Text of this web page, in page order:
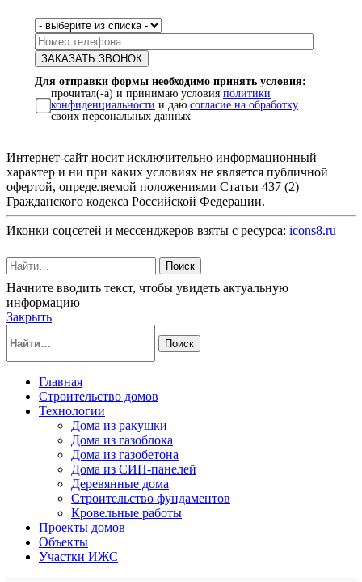
Для отправки формы необходимо принять условия:
прочитал(-а) и принимаю условия политики
конфиденциальности и даю согласие на обработку
своих персональных данных
Интернет-сайт носит исключительно информационный
характер и ни при каких условиях не является публичной
офертой, определяемой положениями Статьи 437 (2)
Гражданского кодекса Российской Федерации.
Иконки соцсетей и мессенджеров взяты с ресурса: icons8.ru
Поиск
Начните вводить текст, чтобы увидеть актуальную
информацию
Закрыть
Поиск
Главная
Строительство домов
Технологии
Дома из ракушки
Дома из газоблока
Дома из газобетона
Дома из СИП-панелей
Деревянные дома
Строительство фундаментов
Кровельные работы
Проекты домов
Объекты
Участки ИЖС